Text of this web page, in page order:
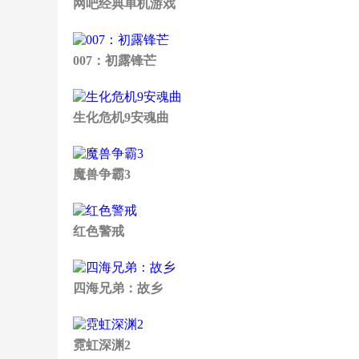
网吧经典单机游戏
007：初露锋芒
生化危机9安魂曲
魔兽争霸3
红色警戒
四海兄弟：故乡
霓虹深渊2